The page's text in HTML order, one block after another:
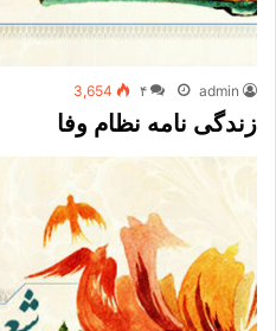
admin ۴ 3,654
زندگی نامه نظام وفا